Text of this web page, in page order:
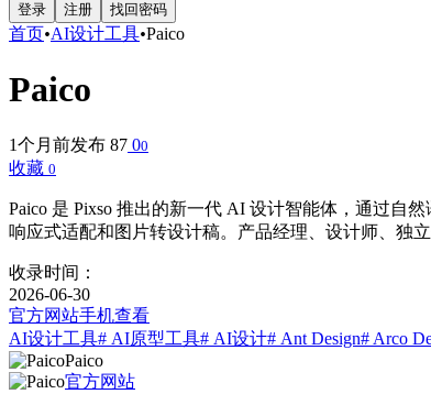
登录 注册 找回密码
首页•AI设计工具•Paico
Paico
1个月前发布 87 00
收藏 0
Paico 是 Pixso 推出的新一代 AI 设计智能体，通过自
响应式适配和图片转设计稿。产品经理、设计师、独
收录时间：
2026-06-30
官方网站手机查看
AI设计工具# AI原型工具# AI设计# Ant Design# Arco
Paico
官方网站